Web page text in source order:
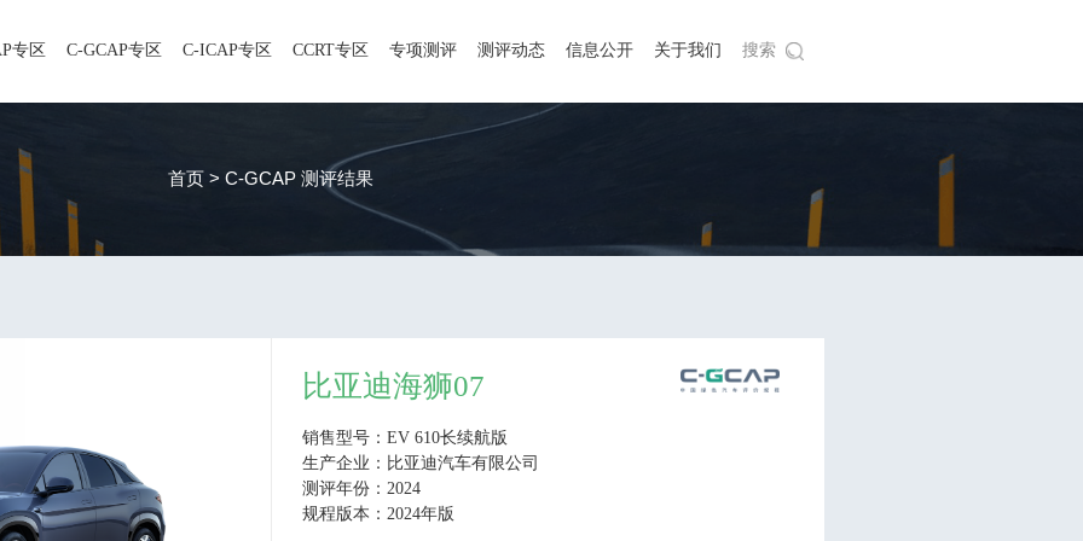
专区 C-GCAP专区 C-ICAP专区 CCRT专区 专项测评 测评动态 信息公开 关于我们 搜索
首页 > C-GCAP 测评结果
比亚迪海狮07
销售型号：EV 610长续航版
生产企业：比亚迪汽车有限公司
测评年份：2024
规程版本：2024年版